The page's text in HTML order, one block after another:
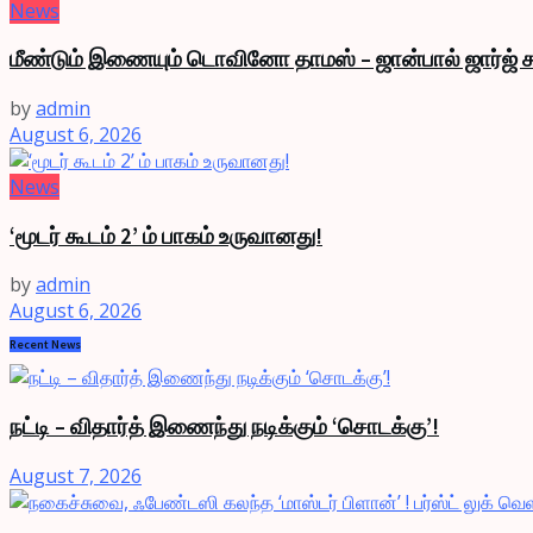
News
மீண்டும் இணையும் டொவினோ தாமஸ் – ஜான்பால் ஜார்ஜ்
byadmin
August 6, 2026
News
‘மூடர் கூடம் 2’ ம் பாகம் உருவானது!
byadmin
August 6, 2026
Recent News
நட்டி – விதார்த் இணைந்து நடிக்கும் ‘சொடக்கு’!
August 7, 2026